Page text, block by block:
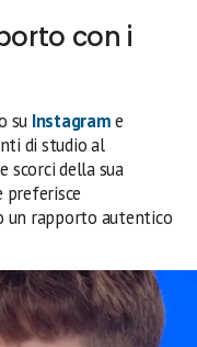
con i
su Instagrame
di studio al
scorci della sua
preferisce
un rapporto autentico